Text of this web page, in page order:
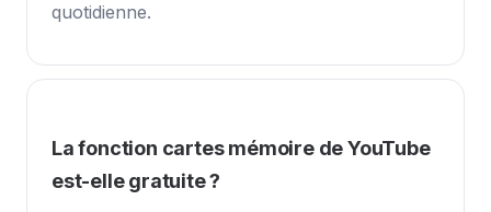
quotidienne.
La fonction cartes mémoire de YouTube
est-elle gratuite ?